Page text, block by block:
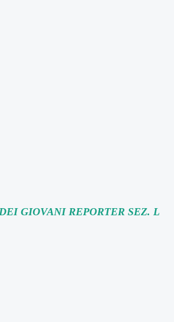
GIOVANI REPORTER SEZ. L